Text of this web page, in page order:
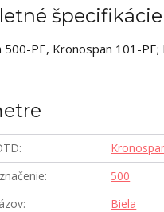
špecifikácie
500-PE, Kronospan 101-
500
Biela